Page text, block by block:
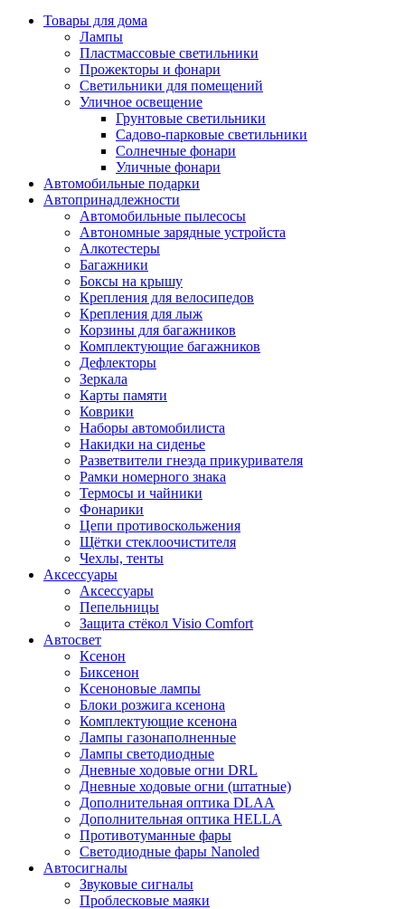
Товары для дома
Лампы
Пластмассовые светильники
Прожекторы и фонари
Светильники для помещений
Уличное освещение
Грунтовые светильники
Садово-парковые светильники
Солнечные фонари
Уличные фонари
Автомобильные подарки
Автопринадлежности
Автомобильные пылесосы
Автономные зарядные устройста
Алкотестеры
Багажники
Боксы на крышу
Крепления для велосипедов
Крепления для лыж
Корзины для багажников
Комплектующие багажников
Дефлекторы
Зеркала
Карты памяти
Коврики
Наборы автомобилиста
Накидки на сиденье
Разветвители гнезда прикуривателя
Рамки номерного знака
Термосы и чайники
Фонарики
Цепи противоскольжения
Щётки стеклоочистителя
Чехлы, тенты
Аксессуары
Аксессуары
Пепельницы
Защита стёкол Visio Comfort
Автосвет
Ксенон
Биксенон
Ксеноновые лампы
Блоки розжига ксенона
Комплектующие ксенона
Лампы газонаполненные
Лампы светодиодные
Дневные ходовые огни DRL
Дневные ходовые огни (штатные)
Дополнительная оптика DLAA
Дополнительная оптика HELLA
Противотуманные фары
Светодиодные фары Nanoled
Автосигналы
Звуковые сигналы
Проблесковые маяки